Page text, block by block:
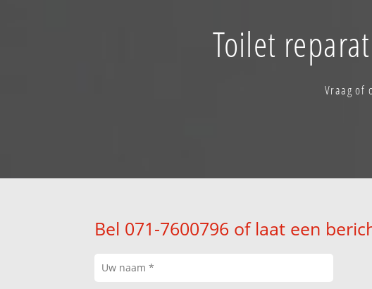
Toilet
Vraag of
Bel 071-7600796 of laat een